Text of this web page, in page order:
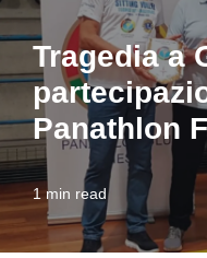
Tragedia a
Panathlon
1 min read